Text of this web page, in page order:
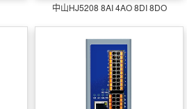
中山HJ5208 8AI 4AO 8DI 8DO